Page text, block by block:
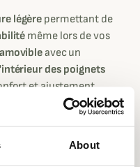
About
légère permettant de
même lors de vos
avec un
intérieur des poignets
et ajustement
rabat imperméable
renforts en kevlar